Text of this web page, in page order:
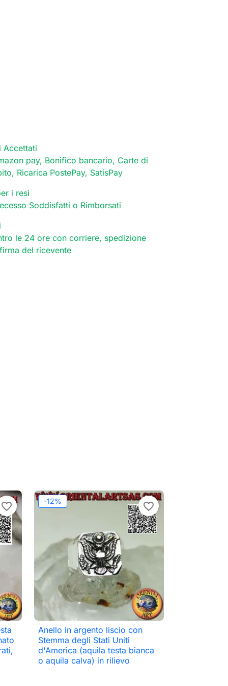
Accettati
pay, Bonifico bancario, Carte di
Ricarica PostePay, SatisPay
i resi
Soddisfatti o Rimborsati
le 24 ore con corriere, spedizione
del ricevente
favorite_border -12% favorite_border
 Anteprima
Anello in argento liscio con
Stemma degli Stati Uniti
d'America (aquila testa bianca
o aquila calva) in rilievo